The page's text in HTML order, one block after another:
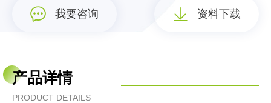
我要咨询 资料下载
产品详情
PRODUCT DETAILS